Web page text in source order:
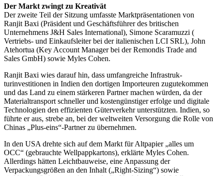
Der Markt zwingt zu Kreativät
Der zweite Teil der Sitzung umfasste Marktpräsentationen von
Ranjit Baxi (Präsident und Geschäftsführer des britischen
Unternehmens J&H Sales International), Simone Scaramuzzi (
Vertriebs- und Einkaufsleiter bei der italienischen LCI SRL), John
Atehortua (Key Account Manager bei der Remondis Trade and
Sales GmbH) sowie Myles Cohen.
Ranjit Baxi wies darauf hin, dass umfangreiche Infrastruk­
turinvestitionen in Indien den dortigen Importeuren zugutekommen
und das Land zu einem stärkeren Partner machen würden, da der
Materialtransport schneller und kostengünstiger erfolge und digitale
Technologien den effizienten Güterverkehr unterstützten. Indien, so
führte er aus, strebe an, bei der weltweiten Versorgung die Rolle von
Chinas „Plus-eins“-Partner zu übernehmen.
In den USA drehte sich auf dem Markt für Altpapier „alles um
OCC“ (gebrauchte Wellpappkartons), erklärte Myles Cohen.
Allerdings hätten Leichtbauweise, eine Anpassung der
Verpackungsgrößen an den Inhalt („Right-Sizing“) sowie